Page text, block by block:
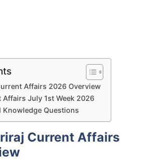
Affairs 2026 Overview
Affairs July 1st Week 2026
Knowledge Questions
Current Affairs